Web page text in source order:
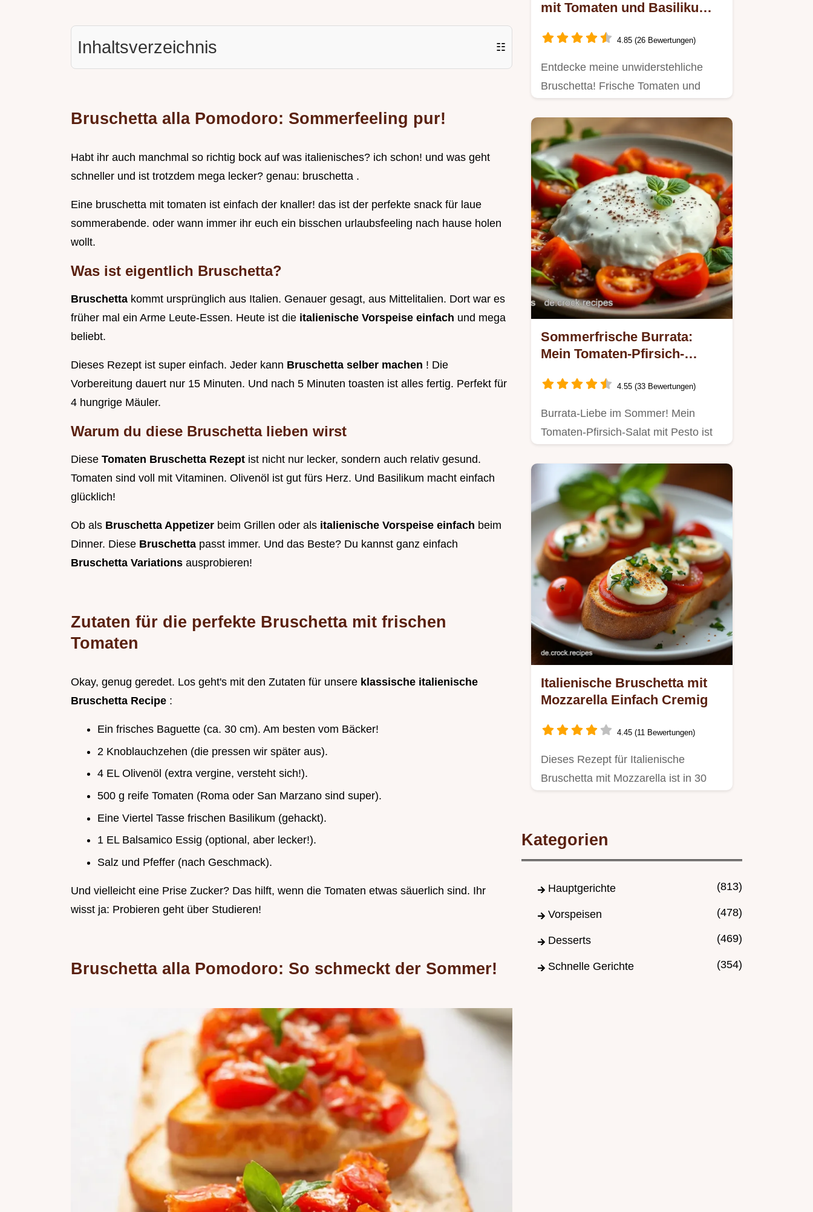
Inhaltsverzeichnis ☷
Bruschetta alla Pomodoro: Sommerfeeling pur!
Habt ihr auch manchmal so richtig bock auf was italienisches? ich schon! und was geht
schneller und ist trotzdem mega lecker? genau: bruschetta .
Eine bruschetta mit tomaten ist einfach der knaller! das ist der perfekte snack für laue
sommerabende. oder wann immer ihr euch ein bisschen urlaubsfeeling nach hause holen
wollt.
Was ist eigentlich Bruschetta?
Bruschetta kommt ursprünglich aus Italien. Genauer gesagt, aus Mittelitalien. Dort war es
früher mal ein Arme Leute-Essen. Heute ist die italienische Vorspeise einfach und mega
beliebt.
Dieses Rezept ist super einfach. Jeder kann Bruschetta selber machen ! Die
Vorbereitung dauert nur 15 Minuten. Und nach 5 Minuten toasten ist alles fertig. Perfekt für
4 hungrige Mäuler.
Warum du diese Bruschetta lieben wirst
Diese Tomaten Bruschetta Rezept ist nicht nur lecker, sondern auch relativ gesund.
Tomaten sind voll mit Vitaminen. Olivenöl ist gut fürs Herz. Und Basilikum macht einfach
glücklich!
Ob als Bruschetta Appetizer beim Grillen oder als italienische Vorspeise einfach beim
Dinner. Diese Bruschetta passt immer. Und das Beste? Du kannst ganz einfach
Bruschetta Variations ausprobieren!
Zutaten für die perfekte Bruschetta mit frischen
Tomaten
Okay, genug geredet. Los geht's mit den Zutaten für unsere klassische italienische
Bruschetta Recipe :
Ein frisches Baguette (ca. 30 cm). Am besten vom Bäcker!
2 Knoblauchzehen (die pressen wir später aus).
4 EL Olivenöl (extra vergine, versteht sich!).
500 g reife Tomaten (Roma oder San Marzano sind super).
Eine Viertel Tasse frischen Basilikum (gehackt).
1 EL Balsamico Essig (optional, aber lecker!).
Salz und Pfeffer (nach Geschmack).
Und vielleicht eine Prise Zucker? Das hilft, wenn die Tomaten etwas säuerlich sind. Ihr
wisst ja: Probieren geht über Studieren!
Bruschetta alla Pomodoro: So schmeckt der Sommer!
mit Tomaten und Basilikum
4.85 (26 Bewertungen)
Entdecke meine unwiderstehliche
Bruschetta! Frische Tomaten und
perfekten…
Sommerfrische Burrata:
Mein Tomaten-Pfirsich-
4.55 (33 Bewertungen)
Burrata-Liebe im Sommer! Mein
Tomaten-Pfirsich-Salat mit Pesto ist
Italienische Bruschetta mit
Mozzarella Einfach Cremig
4.45 (11 Bewertungen)
Dieses Rezept für Italienische
Bruschetta mit Mozzarella ist in 30
Kategorien
Hauptgerichte (813)
Vorspeisen (478)
Desserts (469)
Schnelle Gerichte (354)